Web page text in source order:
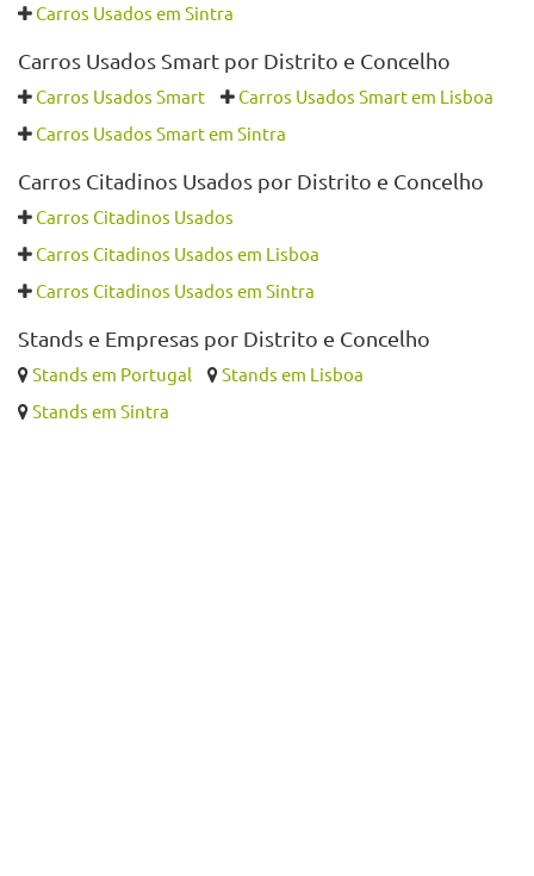
Carros Usados em Sintra
Carros Usados Smart por Distrito e Concelho
Carros Usados Smart
Carros Usados Smart em Lisboa
Carros Usados Smart em Sintra
Carros Citadinos Usados por Distrito e Concelho
Carros Citadinos Usados
Carros Citadinos Usados em Lisboa
Carros Citadinos Usados em Sintra
Stands e Empresas por Distrito e Concelho
Stands em Portugal
Stands em Lisboa
Stands em Sintra